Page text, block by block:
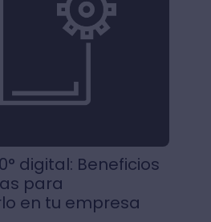
digital: Beneficios
para
en tu empresa